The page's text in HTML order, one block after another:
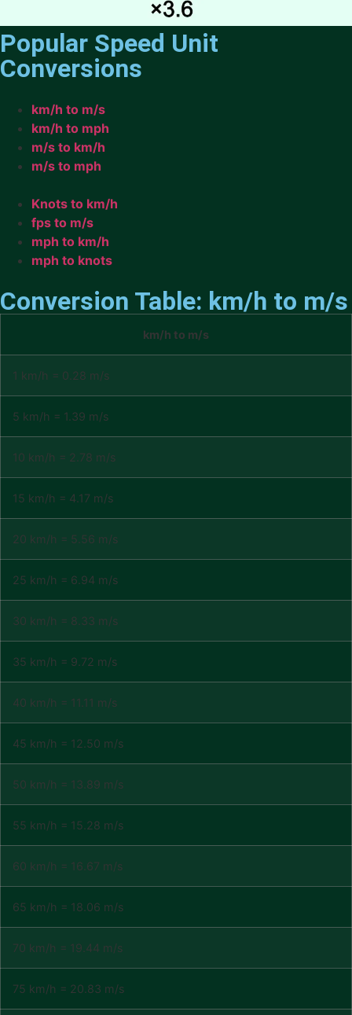
Popular Speed Unit
Conversions
km/h to m/s
km/h to mph
m/s to km/h
m/s to mph
Knots to km/h
fps to m/s
mph to km/h
mph to knots
Conversion Table: km/h to m/s
km/h to m/s
1 km/h = 0.28 m/s
5 km/h = 1.39 m/s
10 km/h = 2.78 m/s
15 km/h = 4.17 m/s
20 km/h = 5.56 m/s
25 km/h = 6.94 m/s
30 km/h = 8.33 m/s
35 km/h = 9.72 m/s
40 km/h = 11.11 m/s
45 km/h = 12.50 m/s
50 km/h = 13.89 m/s
55 km/h = 15.28 m/s
60 km/h = 16.67 m/s
65 km/h = 18.06 m/s
70 km/h = 19.44 m/s
75 km/h = 20.83 m/s